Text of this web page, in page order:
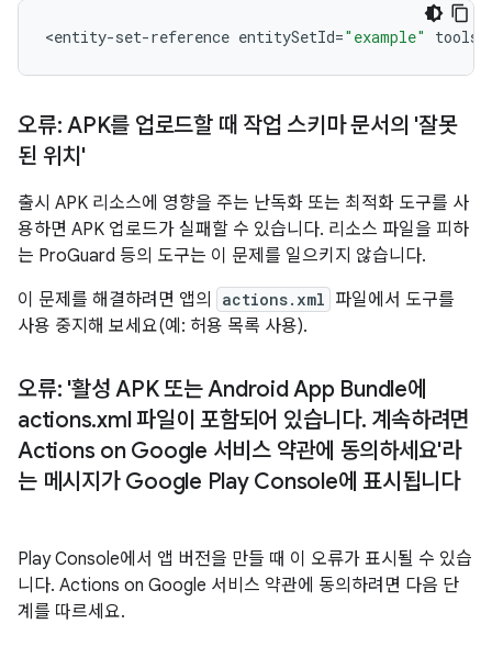
<entity-set-reference entitySetId="example" tools
오류: APK를 업로드할 때 작업 스키마 문서의 '잘못
된 위치'
출시 APK 리소스에 영향을 주는 난독화 또는 최적화 도구를 사
용하면 APK 업로드가 실패할 수 있습니다. 리소스 파일을 피하
는 ProGuard 등의 도구는 이 문제를 일으키지 않습니다.
이 문제를 해결하려면 앱의
actions.xml 파일에서 도구를
사용 중지해 보세요(예: 허용 목록 사용).
오류: '활성 APK 또는 Android App Bundle에
actions.xml 파일이 포함되어 있습니다. 계속하려면
Actions on Google 서비스 약관에 동의하세요'라
는 메시지가 Google Play Console에 표시됩니다
Play Console에서 앱 버전을 만들 때 이 오류가 표시될 수 있습
니다. Actions on Google 서비스 약관에 동의하려면 다음 단
계를 따르세요.